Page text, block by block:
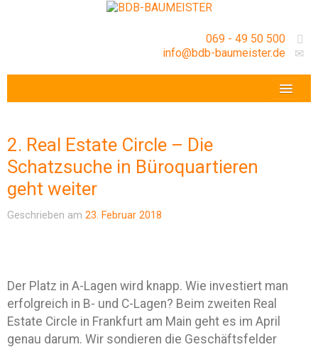
069 - 49 50 500
info@bdb-baumeister.de
GESCHÄFTSSTELLE
2. Real Estate Circle – Die
Schatzsuche in Büroquartieren
geht weiter
Geschrieben am 23. Februar 2018
Der Platz in A-Lagen wird knapp. Wie investiert man
erfolgreich in B- und C-Lagen? Beim zweiten Real
Estate Circle in Frankfurt am Main geht es im April
genau darum. Wir sondieren die Geschäftsfelder